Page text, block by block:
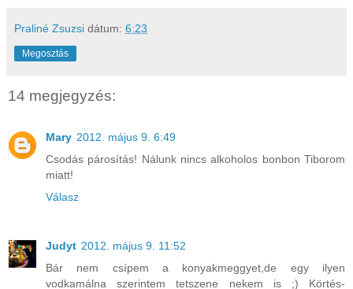
Praliné Zsuzsi dátum: 6:23
Megosztás
14 megjegyzés:
Mary 2012. május 9. 6:49
Csodás párosítás! Nálunk nincs alkoholos bonbon Tiborom
miatt!
Válasz
Judyt 2012. május 9. 11:52
Bár nem csípem a konyakmeggyet,de egy ilyen
vodkamálna szerintem tetszene nekem is ;) Körtés-